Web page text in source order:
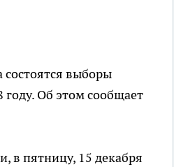
состоятся выборы
Об этом сообщает
в пятницу, 15 декабря